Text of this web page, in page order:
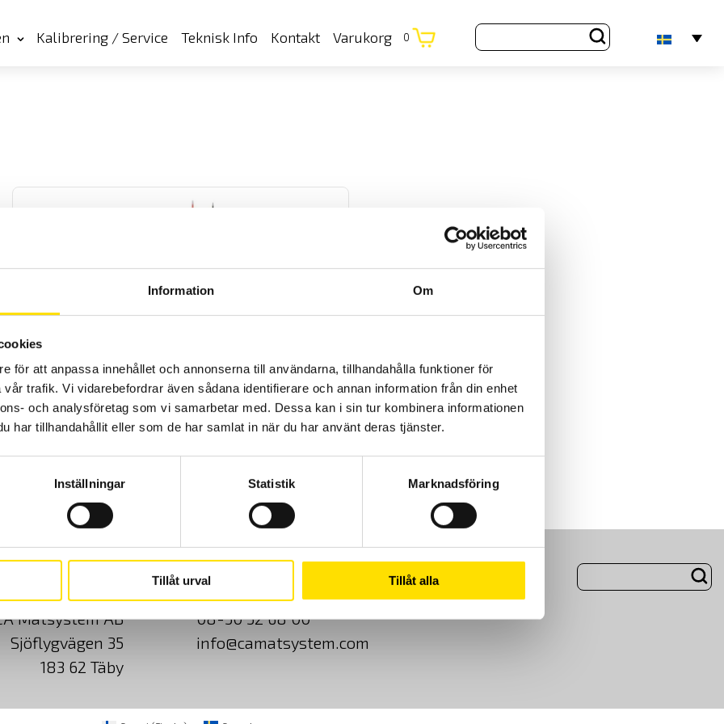
Information Om
för att anpassa innehållet och annonserna till användarna, tillhandahålla funktioner för
trafik. Vi vidarebefordrar även sådana identifierare och annan information från din enhet
och analysföretag som vi samarbetar med. Dessa kan i sin tur kombinera informationen
har tillhandahållit eller som de har samlat in när du har använt deras tjänster.
Inställningar Statistik Marknadsföring
Tillåt urval Tillåt alla
Kalibrering / Service Teknisk Info Kontakt Varukorg 0
126.00kr– 329.00krPrisintervall:
126.00 kr
329.00 kr
LÄS MER
Cookies Klagomål Kundundersökning
Mätsystem AB
Sjöflygvägen 35
183 62 Täby
08-50 52 68 00
info@camatsystem.com